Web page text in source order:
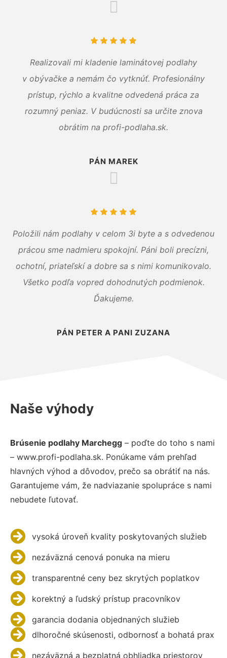
Realizovali mi kladenie laminátovej podlahy
v obývačke a nemám čo vytknúť. Profesionálny
prístup, rýchlo a kvalitne odvedená práca za
rozumný peniaz. V budúcnosti sa určite znova
obrátim na profi-podlaha.sk.
PÁN MAREK
Položili nám podlahy v celom 3i byte a s odvedenou
prácou sme nadmieru spokojní. Páni boli precízni,
ochotní, priateľskí a dobre sa s nimi komunikovalo.
Všetko podľa vopred dohodnutých podmienok.
Ďakujeme.
PÁN PETER A PANI ZUZANA
Naše výhody
Brúsenie podlahy Marchegg – poďte do toho s nami
– www.profi-podlaha.sk. Ponúkame vám prehľad
hlavných výhod a dôvodov, prečo sa obrátiť na nás.
Garantujeme vám, že nadviazanie spolupráce s nami
nebudete ľutovať.
vysoká úroveň kvality poskytovaných služieb
nezáväzná cenová ponuka na mieru
transparentné ceny bez skrytých poplatkov
korektný a ľudský prístup pracovníkov
garancia dodania objednaných služieb
dlhoročné skúsenosti, odbornosť a bohatá prax
nezáväzná a bezplatná obhliadka priestorov